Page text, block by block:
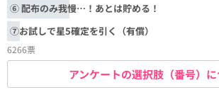
⑥ 配布のみ我慢…！あとは貯める！
⑦お試しで星5確定を引く（有償）
6266票
アンケートの選択肢（番号）